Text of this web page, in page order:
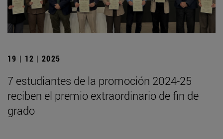
19 | 12 | 2025
7 estudiantes de la promoción 2024-25
reciben el premio extraordinario de fin de
grado